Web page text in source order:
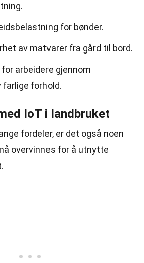
for bønder.
av matvarer fra gård til bord.
arbeidere gjennom
farlige forhold.
IoT i landbruket
fordeler, er det også noen
overvinnes for å utnytte